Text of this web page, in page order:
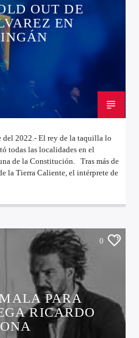
OUT DE
EN
del 2022.- El rey de la taquilla lo
todas las localidades en el
de la Constitución. Tras más de
la Tierra Caliente, el intérprete de
0
PARA
RICARDO